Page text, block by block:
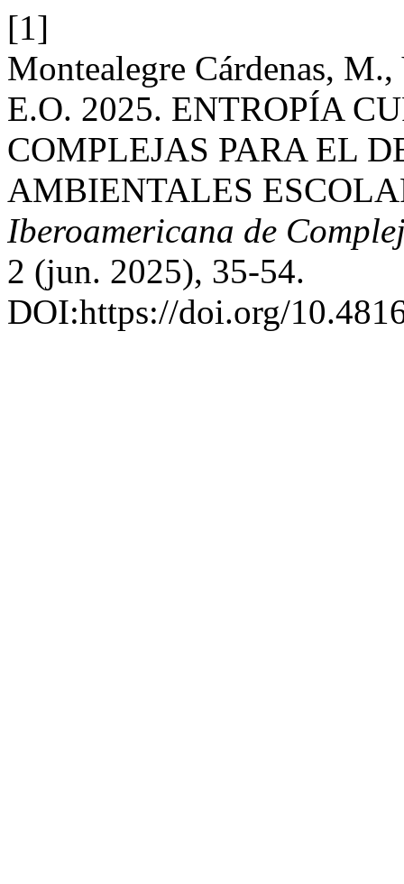
[1]
Montealegre Cárdenas,
E.O. 2025. ENTROPÍA
COMPLEJAS PARA EL
AMBIENTALES
Iberoamericana de
2 (jun. 2025), 35-54.
DOI:https://doi.org/